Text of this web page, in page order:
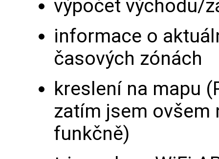
výpočet východu/
informace o
časových zónách
kreslení na mapu
zatím jsem ovšem
funkčně)